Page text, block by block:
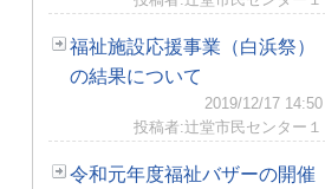
福祉施設応援事業（白浜祭）
の結果について
2019/12/17 14:50
投稿者:辻堂市民センター１
令和元年度福祉バザーの開催